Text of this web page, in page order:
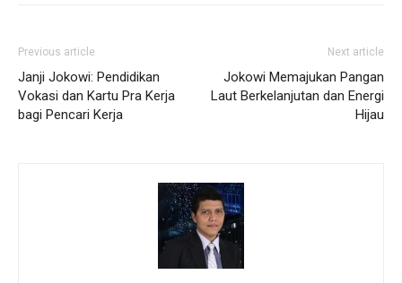
Previous article
Janji Jokowi: Pendidikan
Vokasi dan Kartu Pra Kerja
bagi Pencari Kerja
Next article
Jokowi Memajukan Pangan
Laut Berkelanjutan dan Energi
Hijau